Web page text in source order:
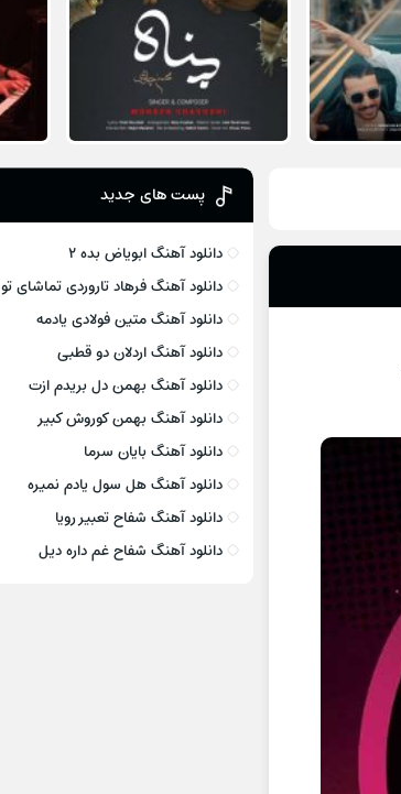
پست های جدید
دانلود آهنگ ابویاض بده ۲
دانلود آهنگ فرهاد تاروردی تماشای تو
دانلود آهنگ متین فولادی یادمه
دانلود آهنگ اردلان دو قطبی
دانلود آهنگ بهمن دل بریدم ازت
دانلود آهنگ بهمن کوروش کبیر
دانلود آهنگ بایان سرما
دانلود آهنگ هل سول یادم نمیره
دانلود آهنگ شفاح تعبیر رویا
دانلود آهنگ شفاح غم داره دیل